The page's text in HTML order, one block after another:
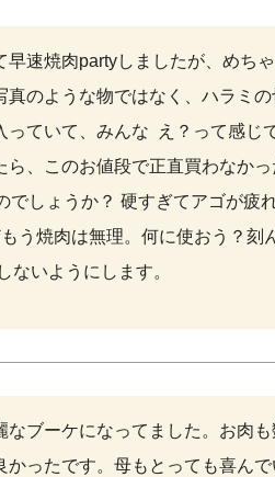
速焼肉partyしましたが、めち
のような物ではなく、ハラミの
っていて、みんな  え？って感じ
、このお値段で正直買わなかっ
でしょうか？ 硬すぎてアゴが疲
う焼肉は無理。何に使おう？刻
ないようにします。
ブーケになってました。お肉
かったです。母もとっても喜んで